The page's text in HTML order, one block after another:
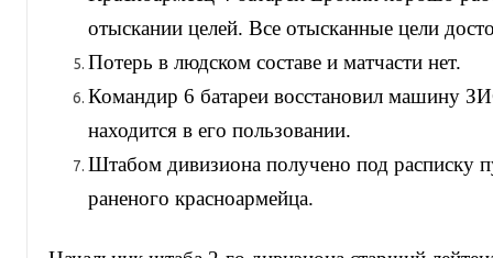
отыскании целей. Все отысканные цели
Потерь в людском составе и матчасти нет.
Командир 6 батареи восстановил машину
находится в его пользовании.
Штабом дивизиона получено под расписку
раненого красноармейца.